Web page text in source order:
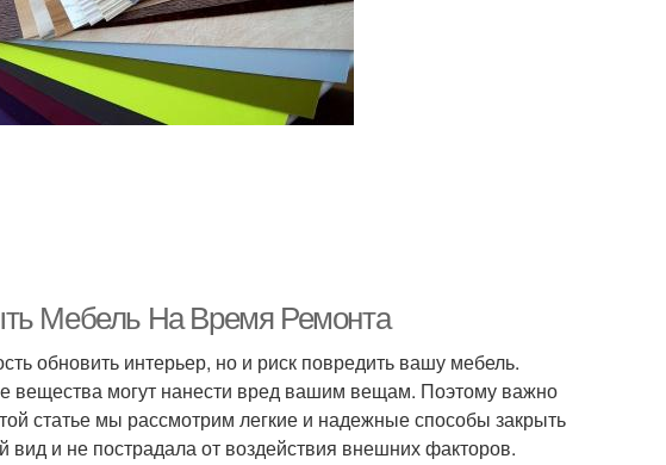
Мебель На Время Ремонта
обновить интерьер, но и риск повредить вашу мебель.
вещества могут нанести вред вашим вещам. Поэтому важно
статье мы рассмотрим легкие и надежные способы закрыть
и не пострадала от воздействия внешних факторов.